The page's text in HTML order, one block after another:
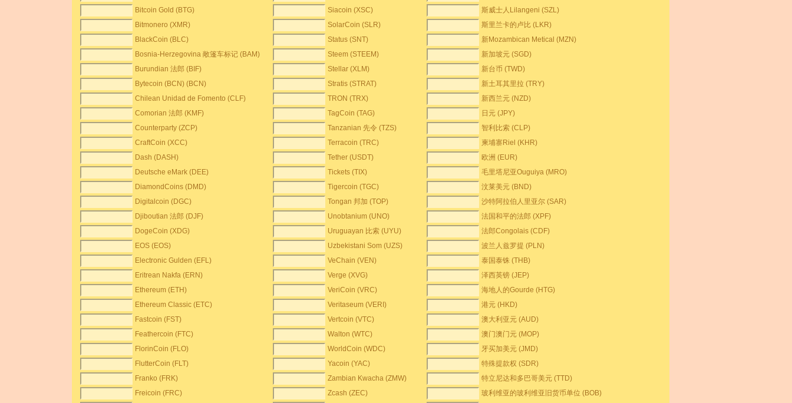
Bitcoin Gold (BTG)
Siacoin (XSC)
斯威士人Lilangeni (SZL)
Bitmonero (XMR)
SolarCoin (SLR)
斯里兰卡的卢比 (LKR)
BlackCoin (BLC)
Status (SNT)
新Mozambican Metical (MZN)
Bosnia-Herzegovina 敞篷车标记 (BAM)
Steem (STEEM)
新加坡元 (SGD)
Burundian 法郎 (BIF)
Stellar (XLM)
新台币 (TWD)
Bytecoin (BCN) (BCN)
Stratis (STRAT)
新土耳其里拉 (TRY)
Chilean Unidad de Fomento (CLF)
TRON (TRX)
新西兰元 (NZD)
Comorian 法郎 (KMF)
TagCoin (TAG)
日元 (JPY)
Counterparty (ZCP)
Tanzanian 先令 (TZS)
智利比索 (CLP)
CraftCoin (XCC)
Terracoin (TRC)
柬埔寨Riel (KHR)
Dash (DASH)
Tether (USDT)
欧洲 (EUR)
Deutsche eMark (DEE)
Tickets (TIX)
毛里塔尼亚Ouguiya (MRO)
DiamondCoins (DMD)
Tigercoin (TGC)
汶莱美元 (BND)
Digitalcoin (DGC)
Tongan 邦加 (TOP)
沙特阿拉伯人里亚尔 (SAR)
Djiboutian 法郎 (DJF)
Unobtanium (UNO)
法国和平的法郎 (XPF)
DogeCoin (XDG)
Uruguayan 比索 (UYU)
法郎Congolais (CDF)
EOS (EOS)
Uzbekistani Som (UZS)
波兰人兹罗提 (PLN)
Electronic Gulden (EFL)
VeChain (VEN)
泰国泰铢 (THB)
Eritrean Nakfa (ERN)
Verge (XVG)
泽西英镑 (JEP)
Ethereum (ETH)
VeriCoin (VRC)
海地人的Gourde (HTG)
Ethereum Classic (ETC)
Veritaseum (VERI)
港元 (HKD)
Fastcoin (FST)
Vertcoin (VTC)
澳大利亚元 (AUD)
Feathercoin (FTC)
Walton (WTC)
澳门澳门元 (MOP)
FlorinCoin (FLO)
WorldCoin (WDC)
牙买加美元 (JMD)
FlutterCoin (FLT)
Yacoin (YAC)
特殊提款权 (SDR)
Franko (FRK)
Zambian Kwacha (ZMW)
特立尼达和多巴哥美元 (TTD)
Freicoin (FRC)
Zcash (ZEC)
玻利维亚的玻利维亚旧货币单位 (BOB)